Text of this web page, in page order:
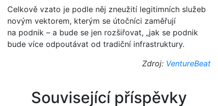
Celkově vzato je podle něj zneužití legitimních služeb
novým vektorem, kterým se útočníci zaměřují
na podnik – a bude se jen rozšiřovat, „jak se podnik
bude více odpoutávat od tradiční infrastruktury.
Zdroj: VentureBeat
Související příspěvky